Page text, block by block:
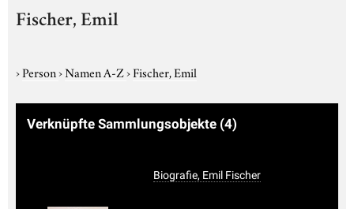
Fischer, Emil
›Person›Namen A-Z›Fischer, Emil
Verknüpfte Sammlungsobjekte (4)
Biografie, Emil Fischer